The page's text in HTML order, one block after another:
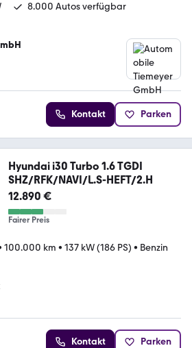
8.000 Autos verfügbar
Kontakt Parken
Hyundai i30 Turbo 1.6 TGDI
SHZ/RFK/NAVI/L.S-HEFT/2.H
12.890 €
Fairer Preis
100.000 km • 137 kW (186 PS) • Benzin
Kontakt Parken